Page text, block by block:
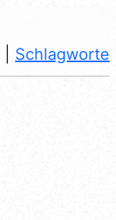
Schlagworte